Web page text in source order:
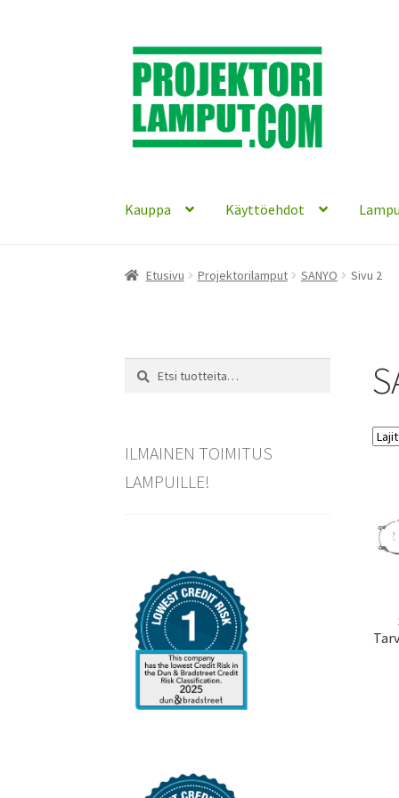
Siirry
navigointiin
Siirry
sisältöön
Kauppa Käyttöehdot
Etusivu Projektorilamput SANYO Sivu 2
Etsi:
Haku
ILMAINEN TOIMITUS
LAMPUILLE!